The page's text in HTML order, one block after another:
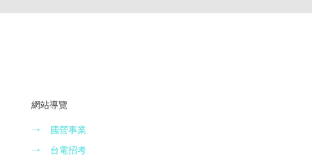
網站導覽
→
國營事業
→
台電招考